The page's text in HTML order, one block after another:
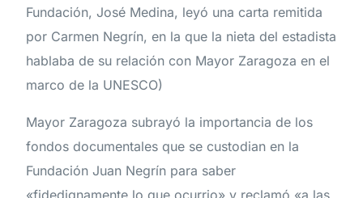
Fundación, José Medina, leyó una carta remitida
por Carmen Negrín, en la que la nieta del estadista
hablaba de su relación con Mayor Zaragoza en el
marco de la UNESCO)
Mayor Zaragoza subrayó la importancia de los
fondos documentales que se custodian en la
Fundación Juan Negrín para saber
«fidedignamente lo que ocurrio» y reclamó «a las